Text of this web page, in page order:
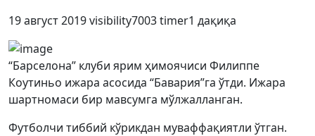
19 август 2019visibility7003timer1 дақиқа
“Барселона” клуби ярим ҳимоячиси Филиппе
Коутиньо ижара асосида “Бавария”га ўтди. Ижара
шартномаси бир мавсумга мўлжалланган.
Футболчи тиббий кўрикдан муваффақиятли ўтган.